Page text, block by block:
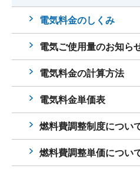
電気料金のしくみ
電気ご使用量のお知ら
電気料金の計算方法
電気料金単価表
燃料費調整制度につい
燃料費調整単価につい